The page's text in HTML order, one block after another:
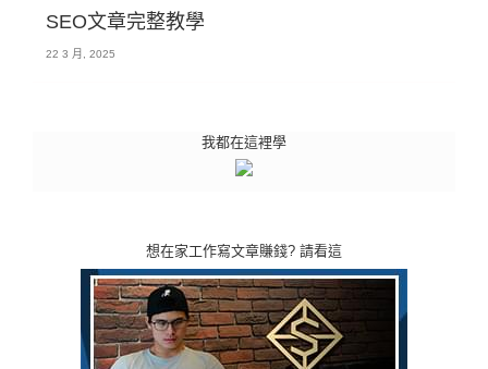
SEO文章完整教學
22 3 月, 2025
我都在這裡學
想在家工作寫文章賺錢? 請看這